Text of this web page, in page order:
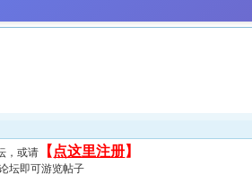
，或请 【 点这里注册】
坛即可游览帖子